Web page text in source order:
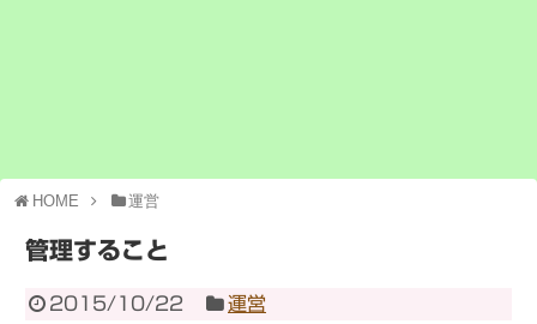
HOME 運営
管理すること
2015/10/22 運営